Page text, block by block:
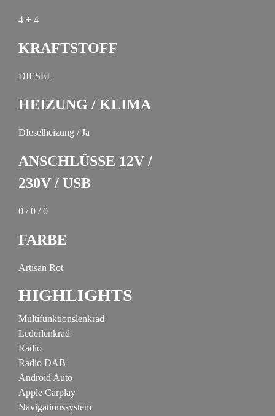
4 + 4
KRAFTSTOFF
DIESEL
HEIZUNG / KLIMA
DIeselheizung / Ja
ANSCHLÜSSE 12V /
230V / USB
0 / 0 / 0
FARBE
Artisan Rot
HIGHLIGHTS
Multifunktionslenkrad
Lederlenkrad
Radio
Radio DAB
Android Auto
Apple Carplay
Navigationssystem